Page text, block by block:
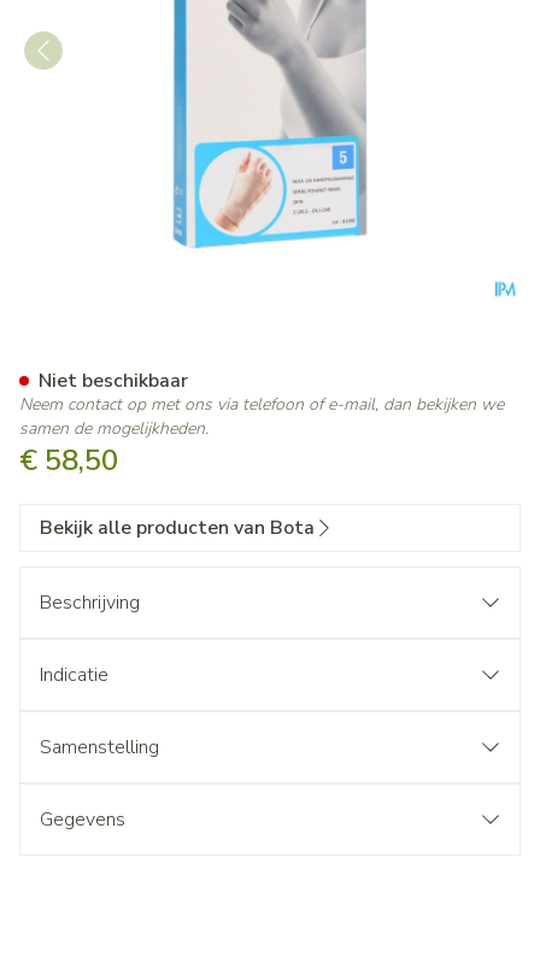
€ 58,50
Niet beschikbaar
Neem contact op met ons via telefoon of e-mail, dan bekijken we
samen de mogelijkheden.
Bekijk alle producten van Bota
Beschrijving
Indicatie
Samenstelling
Gegevens